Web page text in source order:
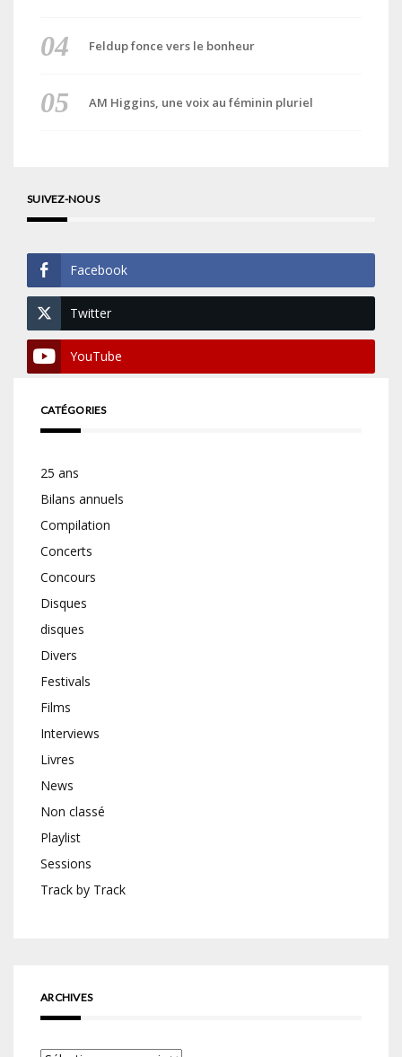
Feldup fonce vers le bonheur
AM Higgins, une voix au féminin pluriel
SUIVEZ-NOUS
Facebook
Twitter
YouTube
CATÉGORIES
25 ans
Bilans annuels
Compilation
Concerts
Concours
Disques
disques
Divers
Festivals
Films
Interviews
Livres
News
Non classé
Playlist
Sessions
Track by Track
ARCHIVES